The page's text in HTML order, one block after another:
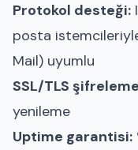
Protokol desteği:
posta
Mail) uyumlu
SSL/TLS
yenileme
Uptime garantisi: